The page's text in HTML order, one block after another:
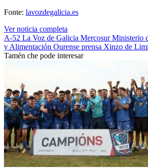
Fonte: lavozdegalicia.es
Ver noticia completa
A-52 La Voz de Galicia MercosurMinisterio
y Alimentación Ourense prensa Xinzo de
Tamén che pode interesar